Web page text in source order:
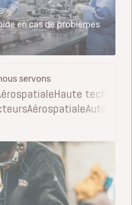
en cas de problèmes
servons
Haute technologie
Aérospatiale